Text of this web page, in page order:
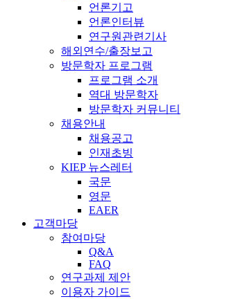
언론기고
언론인터뷰
연구원관련기사
해외연수/출장보고
방문학자 프로그램
프로그램 소개
역대 방문학자
방문학자 커뮤니티
채용안내
채용공고
인재초빙
KIEP 뉴스레터
국문
영문
EAER
고객마당
참여마당
Q&A
FAQ
연구과제 제안
이용자 가이드